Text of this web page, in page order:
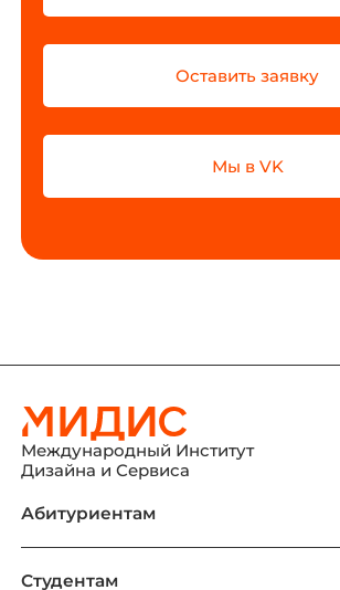
Оставить заявку
Мы в VK
Международный Институт
Дизайна и Сервиса
Абитуриентам
Студентам